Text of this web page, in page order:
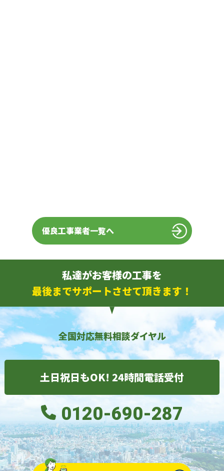
優良工事業者一覧へ
私達がお客様の工事を
最後までサポートさせて頂きます！
全国対応無料相談ダイヤル
土日祝日もOK! 24時間電話受付
0120-690-287